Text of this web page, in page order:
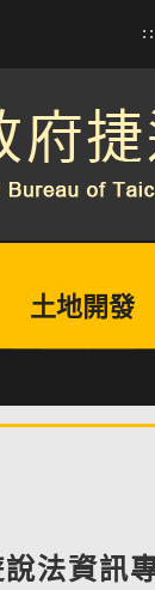
土地開發
法資訊